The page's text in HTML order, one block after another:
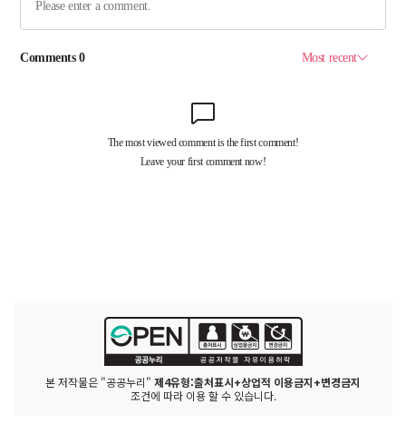
본 저작물은 "공공누리" 제4유형:출처표시+상업적 이용금지+변경금지
조건에 따라 이용 할 수 있습니다.